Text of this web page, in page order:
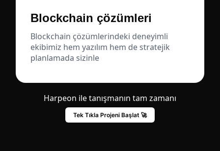
Blockchain çözümleri
Blockchain çözümlerindeki deneyimli
ekibimiz hem yazılım hem de stratejik
planlamada sizinle
Harpeon ile tanışmanın tam zamanı
Tek Tıkla Projeni Başlat 🚀